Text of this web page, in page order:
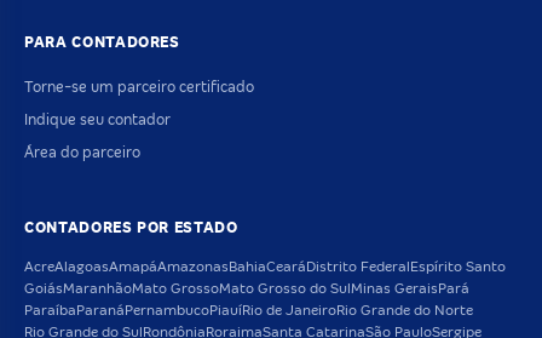
PARA CONTADORES
Torne-se um parceiro certificado
Indique seu contador
Área do parceiro
CONTADORES POR ESTADO
AcreAlagoasAmapáAmazonas BahiaCeará Distrito Federal Espírito Santo
GoiásMaranhãoMato GrossoMato Grosso do Sul Minas Gerais Pará
Paraíba Paraná PernambucoPiauíRio de JaneiroRio Grande do Norte
Rio Grande do Sul Rondônia RoraimaSanta CatarinaSão PauloSergipe